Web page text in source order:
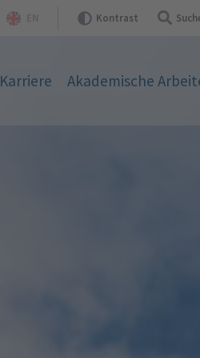
Kontrast
Karriere Akademische